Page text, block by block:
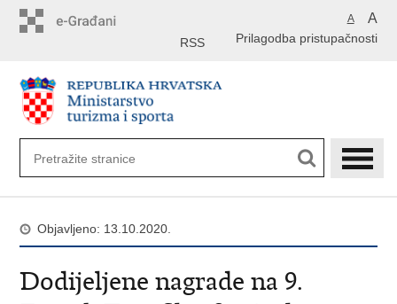
A A
Prilagodba pristupačnosti
RSS
Objavljeno: 13.10.2020.
Dodijeljene nagrade na 9.